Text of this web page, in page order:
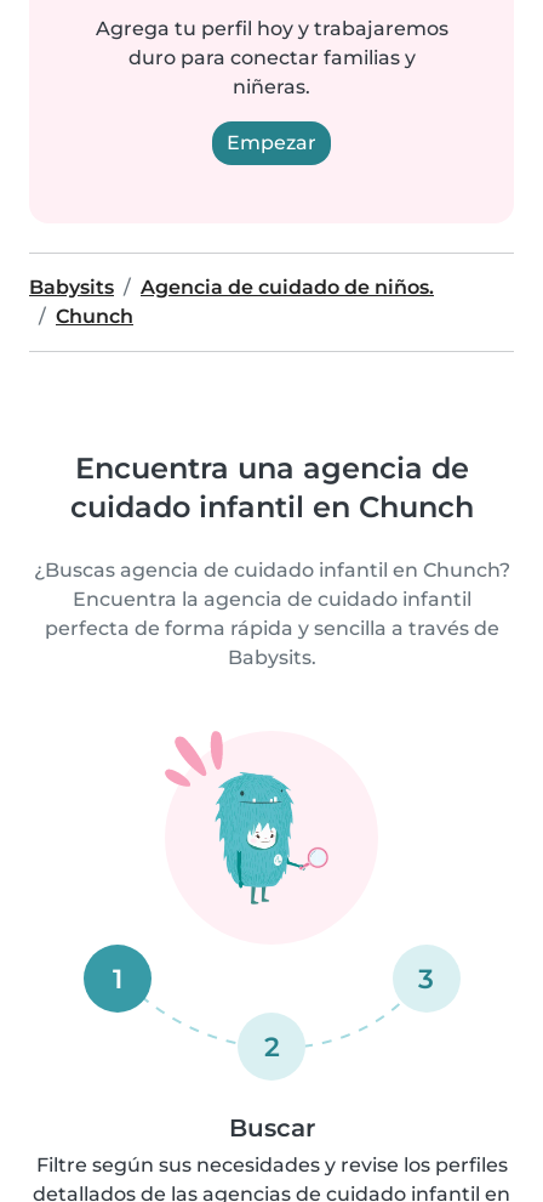
Agrega tu perfil hoy y trabajaremos
duro para conectar familias y
niñeras.
Empezar
Babysits
Agencia de cuidado de niños.
Chunch
Encuentra una agencia de
cuidado infantil en Chunch
¿Buscas agencia de cuidado infantil en Chunch?
Encuentra la agencia de cuidado infantil
perfecta de forma rápida y sencilla a través de
Babysits.
1
2
3
Buscar
Filtre según sus necesidades y revise los perfiles
detallados de las agencias de cuidado infantil en